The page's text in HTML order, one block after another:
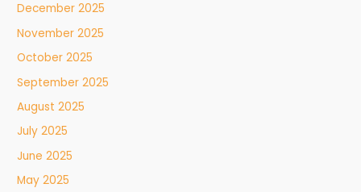
December 2025
November 2025
October 2025
September 2025
August 2025
July 2025
June 2025
May 2025